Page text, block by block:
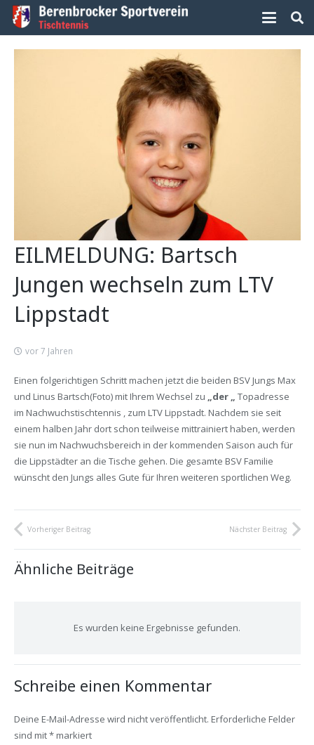
EILMELDUNG: Bartsch
Jungen wechseln zum LTV
Lippstadt
vor 7 Jahren
Einen folgerichtigen Schritt machen jetzt die beiden BSV Jungs Max
und Linus Bartsch(Foto) mit Ihrem Wechsel zu „der „ Topadresse
im Nachwuchstischtennis , zum LTV Lippstadt. Nachdem sie seit
einem halben Jahr dort schon teilweise mittrainiert haben, werden
sie nun im Nachwuchsbereich in der kommenden Saison auch für
die Lippstädter an die Tische gehen. Die gesamte BSV Familie
wünscht den Jungs alles Gute für Ihren weiteren sportlichen Weg.
Vorheriger Beitrag Nächster Beitrag
Ähnliche Beiträge
Es wurden keine Ergebnisse gefunden.
Schreibe einen Kommentar
Deine E-Mail-Adresse wird nicht veröffentlicht. Erforderliche Felder
sind mit*markiert